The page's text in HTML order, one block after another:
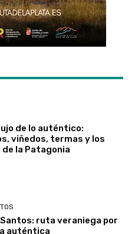
de lo auténtico:
viñedos, termas y los
de la Patagonia
ruta veraniega por
auténtica